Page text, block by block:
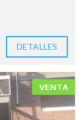
DETALLES
VENTA